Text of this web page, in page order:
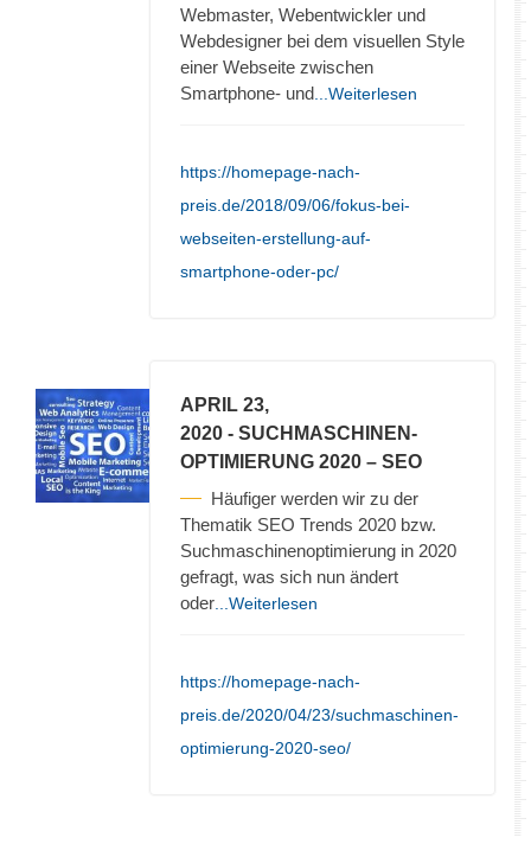
Webmaster, Webentwickler und
Webdesigner bei dem visuellen Style
einer Webseite zwischen
Smartphone- und ...Weiterlesen
https://homepage-nach-
preis.de/2018/09/06/fokus-bei-
webseiten-erstellung-auf-
smartphone-oder-pc/
APRIL 23,
2020 - SUCHMASCHINEN-
OPTIMIERUNG 2020 – SEO
Häufiger werden wir zu der
Thematik SEO Trends 2020 bzw.
Suchmaschinenoptimierung in 2020
gefragt, was sich nun ändert
oder ...Weiterlesen
https://homepage-nach-
preis.de/2020/04/23/suchmaschinen-
optimierung-2020-seo/